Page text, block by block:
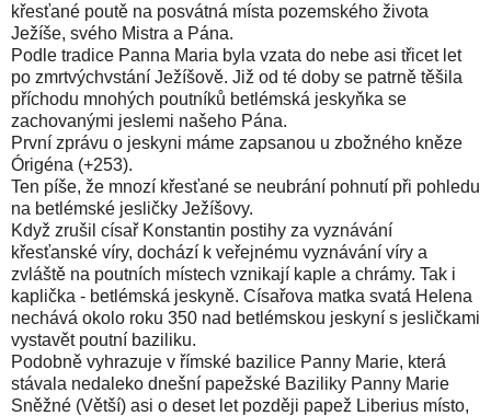
křesťané poutě na posvátná místa pozemského života
Ježíše, svého Mistra a Pána.
Podle tradice Panna Maria byla vzata do nebe asi třicet let
po zmrtvýchvstání Ježíšově. Již od té doby se patrně těšila
příchodu mnohých poutníků betlémská jeskyňka se
zachovanými jeslemi našeho Pána.
První zprávu o jeskyni máme zapsanou u zbožného kněze
Órigéna (+253).
Ten píše, že mnozí křesťané se neubrání pohnutí při pohledu
na betlémské jesličky Ježíšovy.
Když zrušil císař Konstantin postihy za vyznávání
křesťanské víry, dochází k veřejnému vyznávání víry a
zvláště na poutních místech vznikají kaple a chrámy. Tak i
kaplička - betlémská jeskyně. Císařova matka svatá Helena
nechává okolo roku 350 nad betlémskou jeskyní s jesličkami
vystavět poutní baziliku.
Podobně vyhrazuje v římské bazilice Panny Marie, která
stávala nedaleko dnešní papežské Baziliky Panny Marie
Sněžné (Větší) asi o deset let později papež Liberius místo,